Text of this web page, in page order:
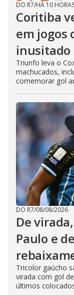
DO R7/HÁ 10 HORAS
Coritiba
em jogos
inusitado
Triunfo leva o
machucados,
comemorar gol
DO R7/08/08/2026
De
Paulo e
Tricolor gaúcho
virada com gol
últimos